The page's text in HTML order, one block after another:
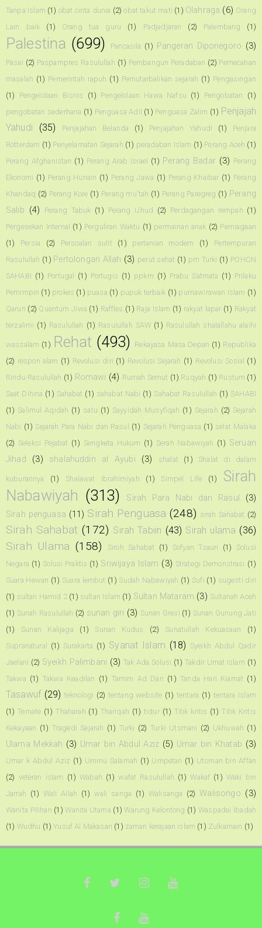
Tanpa Islam (1) obat cinta dunia (2) obat takut mati (1) Olahraga (6) Orang
Lain baik
(1) Orang tua guru (1) Padjadjaran (2) Palembang (1)
Palestina (699) Pancasila (1) Pangeran Diponegoro (3)
Pasai (2) Paspampres Rasulullah (1) Pembangun Peradaban (2) Pemecahan
masalah (1) Pemerintah rapuh (1) Pemutarbalikan sejarah (1) Pengasingan
(1)
Pengelolaan Bisnis (1) Pengelolaan Hawa Nafsu (1) Pengobatan
(1)
pengobatan sederhana (1) Penguasa Adil (1) Penguasa Zalim (1) Penjajah
Yahudi
(35) Penjajahan Belanda (1) Penjajahan Yahudi (1)
Penjara
Rotterdam (1) Penyelamatan Sejarah (1) peradaban Islam (1) Perang Aceh (1)
Perang Afghanistan (1) Perang Arab Israel (1) Perang Badar (3) Perang
Ekonomi (1) Perang Hunain (1) Perang Jawa (1) Perang Khaibar (1) Perang
Khandaq (2) Perang Kore (1) Perang mu'tah (1) Perang Paregreg (1) Perang
Salib (4) Perang Tabuk (1) Perang Uhud (2) Perdagangan rempah (1)
Pergesekan Internal (1) Perguliran Waktu (1) permainan anak (2) Perniagaan
(1)
Persia (2) Persoalan sulit (1) pertanian modern (1)
Pertempuran
Rasulullah (1) Pertolongan Allah (3) perut sehat (1) pm Turki (1) POHON
SAHABI (1) Portugal (1) Portugis (1) ppkm (1) Prabu Satmata (1) Prilaku
Pemimpin (1) prokes (1) puasa (1) pupuk terbaik (1) purnawirawan Islam (1)
Qarun (2) Quantum Jiwa (1) Raffles (1) Raja Islam (1) rakyat lapar (1) Rakyat
terzalimi (1) Rasulullah (1) Rasulullah SAW (1) Rasulullah shalallahu alaihi
wassalam (1) Rehat (493) Rekayasa Masa Depan (1) Republika
(2) respon alam (1) Revolusi diri (1) Revolusi Sejarah (1) Revolusi Sosial (1)
Rindu Rasulullah (1) Romawi (4) Rumah Semut (1) Ruqyah (1) Rustum (1)
Saat Dihina (1) Sahabat (1) sahabat Nabi (1) Sahabat Rasulullah (1) SAHABI
(1) Salimul Aqidah (1) satu (1) Sayyidah Musyfiqah (1) Sejarah (2) Sejarah
Nabi (1) Sejarah Para Nabi dan Rasul (1) Sejarah Penguasa (1) selat Malaka
(2) Seleksi Pejabat (1) Sengketa Hukum (1) Serah Nabawiyah (1) Seruan
Jihad
(3) shalahuddin al Ayubi (3) shalat (1) Shalat di dalam
kuburannya (1) Shalawat Ibrahimiyah (1) Simpel Life (1)
Sirah
Nabawiyah (313) Sirah Para Nabi dan Rasul
(3)
Sirah penguasa (11) Sirah Penguasa (248) sirah Sahabat (2)
Sirah Sahabat (172) Sirah Tabiin (43) Sirah ulama (36)
Sirah Ulama (158) Siroh Sahabat (1) Sofyan Tsauri (1)
Solusi
Negara (1) Solusi Praktis (1) Sriwijaya Islam (3) Strategi Demonstrasi (1)
Suara Hewan (1) Suara lembut (1) Sudah Nabawiyah (1) Sufi (1) sugesti diri
(1) sultan Hamid 2 (1) sultan Islam (1) Sultan Mataram (3) Sultanah Aceh
(1) Sunah Rasulullah (2) sunan giri (3) Sunan Gresi (1) Sunan Gunung Jati
(1)
Sunan Kalijaga (1) Sunan Kudus (2) Sunatullah Kekuasaan
(1)
Supranatural
(1) Surakarta (1) Syariat Islam (18) Syeikh Abdul Qadir
Jaelani (2) Syeikh Palimbani (3) Tak Ada Solusi (1) Takdir Umat Islam (1)
Takwa (1) Takwa Keadilan (1) Tamim Ad Dari (1) Tanda Hari Kiamat (1)
Tasawuf (29) teknologi (2) tentang website (1) tentara (1) tentara Islam
(1) Ternate (1) Thaharah (1) Thariqah (1) tidur (1) Titik kritis (1) Titik Kritis
Kekayaan (1) Tragedi Sejarah (1) Turki (2) Turki Utsmani (2) Ukhuwah (1)
Ulama Mekkah (3) Umar bin Abdul Aziz (5) Umar bin Khatab (3)
Umar k Abdul Aziz (1) Ummu Salamah (1) Umpetan (1) Utsman bin Affan
(2) veteran islam (1) Wabah (1) wafat Rasulullah (1) Wakaf (1) Waki bin
Jarrah (1) Wali Allah (1) wali sanga (1) Walisanga (2) Walisongo (3)
Wanita Pilihan (1) Wanita Utama (1) Warung Kelontong (1) Waspadai Ibadah
(1) Wudhu (1) Yusuf Al Makasari (1) zaman kerajaan islam (1) Zulkarnain (1)